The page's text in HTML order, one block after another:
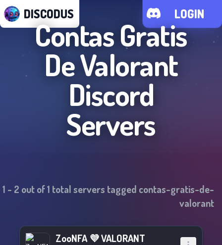
DISCODUS LOGIN
Contas Gratis
De Valorant
Discord
Servers
1 - 2 out of1 total servers tagged contas-gratis-de-
valorant
ZooNFA 💜 VALORANT